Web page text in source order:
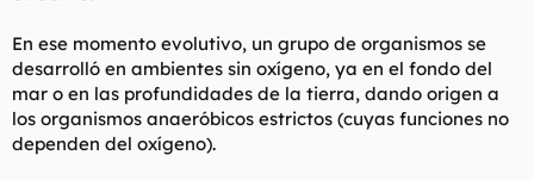
En ese momento evolutivo, un grupo de organismos se
desarrolló en ambientes sin oxígeno, ya en el fondo del
mar o en las profundidades de la tierra, dando origen a
los organismos anaeróbicos estrictos (cuyas funciones no
dependen del oxígeno).